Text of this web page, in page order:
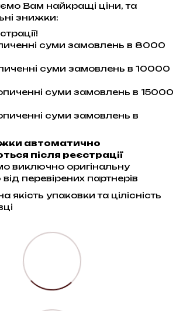
Вам найкращі ціни, та
знижки:
суми замовлень в 8000
суми замовлень в 10000
суми замовлень в 15000
суми замовлень в
автоматично
після реєстрації
виключно оригінальну
перевірених партнерів
якість упаковки та цілісність